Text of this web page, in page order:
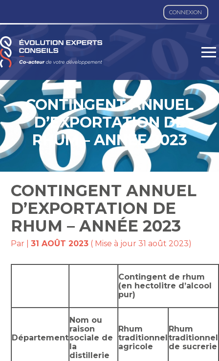
CONNEXION
Aller
au
contenu
CONTINGENT ANNUEL
D’EXPORTATION DE
RHUM – ANNÉE 2023
CONTINGENT ANNUEL
D’EXPORTATION DE
RHUM – ANNÉE 2023
Par |31 AOÛT 2023 ( Mise à jour 31 août 2023)
Contingent de rhum
(en hectolitre d’alcool
pur)
Département
Nom ou
raison
sociale de
la
distillerie
Rhum
traditionnel
agricole
Rhum
traditionnel
de sucrerie